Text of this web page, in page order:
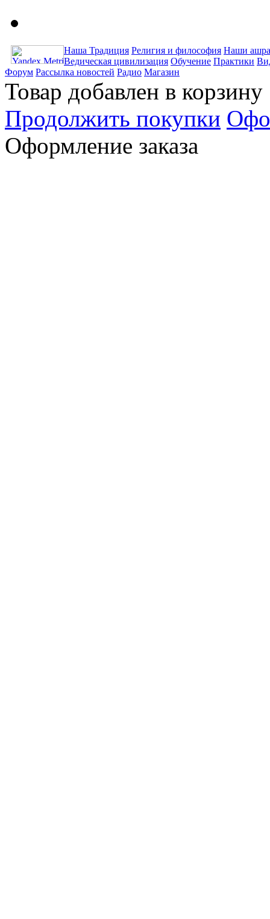
Наша Традиция Религия и философия Наши
Ведическая цивилизация Обучение Практики
Форум Рассылка новостей Радио Магазин
Товар добавлен в корзину
Продолжить покупки
Оформление заказа